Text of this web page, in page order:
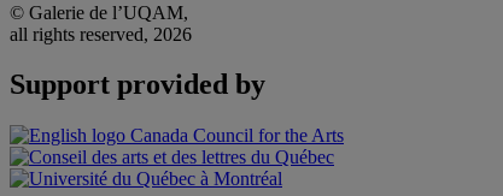
© Galerie de l’UQAM,
all rights reserved, 2026
Support provided by